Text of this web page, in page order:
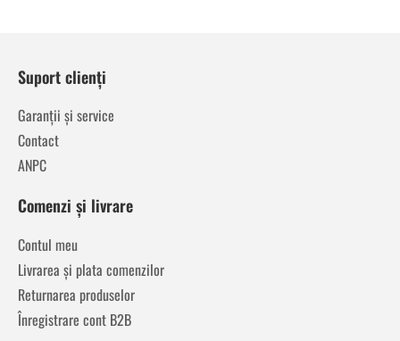
Suport clienți
Garanții și service
Contact
ANPC
Comenzi și livrare
Contul meu
Livrarea și plata comenzilor
Returnarea produselor
Înregistrare cont B2B